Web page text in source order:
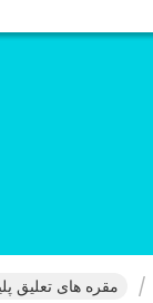
مقره های تعلیق